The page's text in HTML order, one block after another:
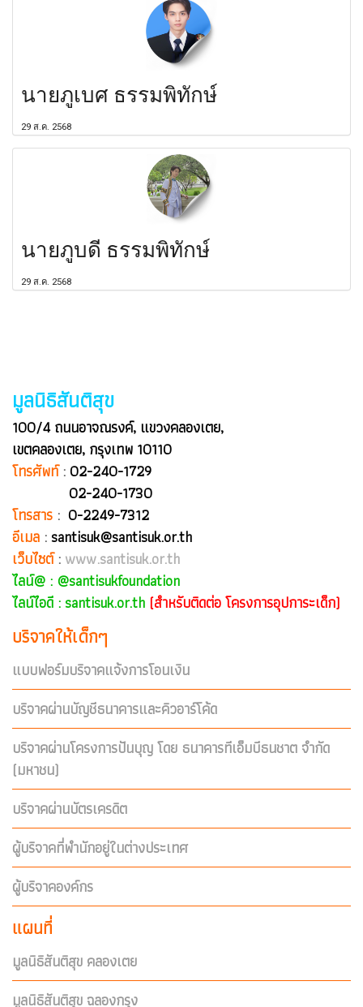
นายภูเบศ ธรรมพิทักษ์
29 ส.ค. 2568
นายภูบดี ธรรมพิทักษ์
29 ส.ค. 2568
มูลนิธิสันติสุข
100/4 ถนนอาจณรงค์, แขวงคลองเตย,
เขตคลองเตย, กรุงเทพ 10110
โทรศัพท์:02-240-1729
02-240-1730
โทรสาร : 0-2249-7312
อีเมล : santisuk@santisuk.or.th
เว็บไซต์: www.santisuk.or.th
ไลน์@ : @santisukfoundation
ไลน์ไอดี : santisuk.or.th (สำหรับติดต่อ โครงการอุปการะเด็ก)
บริจาคให้เด็กๆ
แบบฟอร์มบริจาคแจ้งการโอนเงิน
บริจาคผ่านบัญชีธนาคารและคิวอาร์โค้ด
บริจาคผ่านโครงการปันบุญ โดย ธนาคารทีเอ็มบีธนชาต จำกัด
(มหาชน)
บริจาคผ่านบัตรเครดิต
ผู้บริจาคที่พำนักอยู่ในต่างประเทศ
ผู้บริจาคองค์กร
แผนที่
มูลนิธิสันติสุข คลองเตย
มูลนิธิสันติสุข ฉลองกรุง